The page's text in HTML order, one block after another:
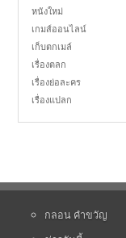
หนังใหม่
เกมส์ออนไลน์
เก็บตกเมล์
เรื่องตลก
เรื่องย่อละคร
เรื่องแปลก
กลอน คำขวัญ